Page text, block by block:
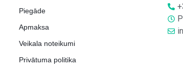
Piegāde
Apmaksa
Veikala noteikumi
Privātuma politika